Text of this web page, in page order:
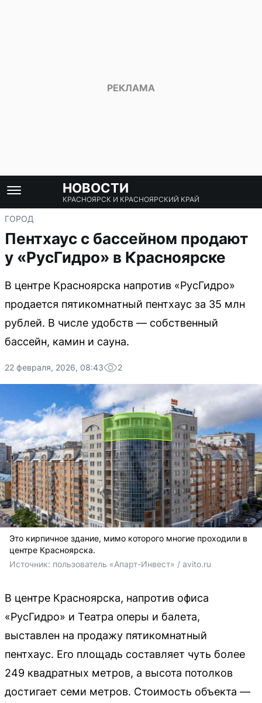
НОВОСТИ
КРАСНОЯРСК И КРАСНОЯРСКИЙ КРАЙ
ГОРОД
Пентхаус с бассейном продают
у «РусГидро» в Красноярске
В центре Красноярска напротив «РусГидро»
продается пятикомнатный пентхаус за 35 млн
рублей. В числе удобств — собственный
бассейн, камин и сауна.
22 февраля, 2026, 08:43 2
Это кирпичное здание, мимо которого многие проходили в
центре Красноярска.
Источник: пользователь «Апарт-Инвест» / avito.ru
В центре Красноярска, напротив офиса
«РусГидро» и Театра оперы и балета,
выставлен на продажу пятикомнатный
пентхаус. Его площадь составляет чуть более
249 квадратных метров, а высота потолков
достигает семи метров. Стоимость объекта —